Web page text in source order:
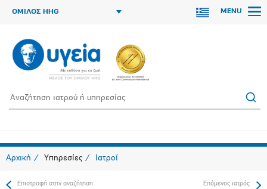
ΟΜΙΛΟΣ HHG MENU
Αρχική Υπηρεσίες Ιατροί
Επιστροφή στην αναζήτηση Επόμενος ιατρός